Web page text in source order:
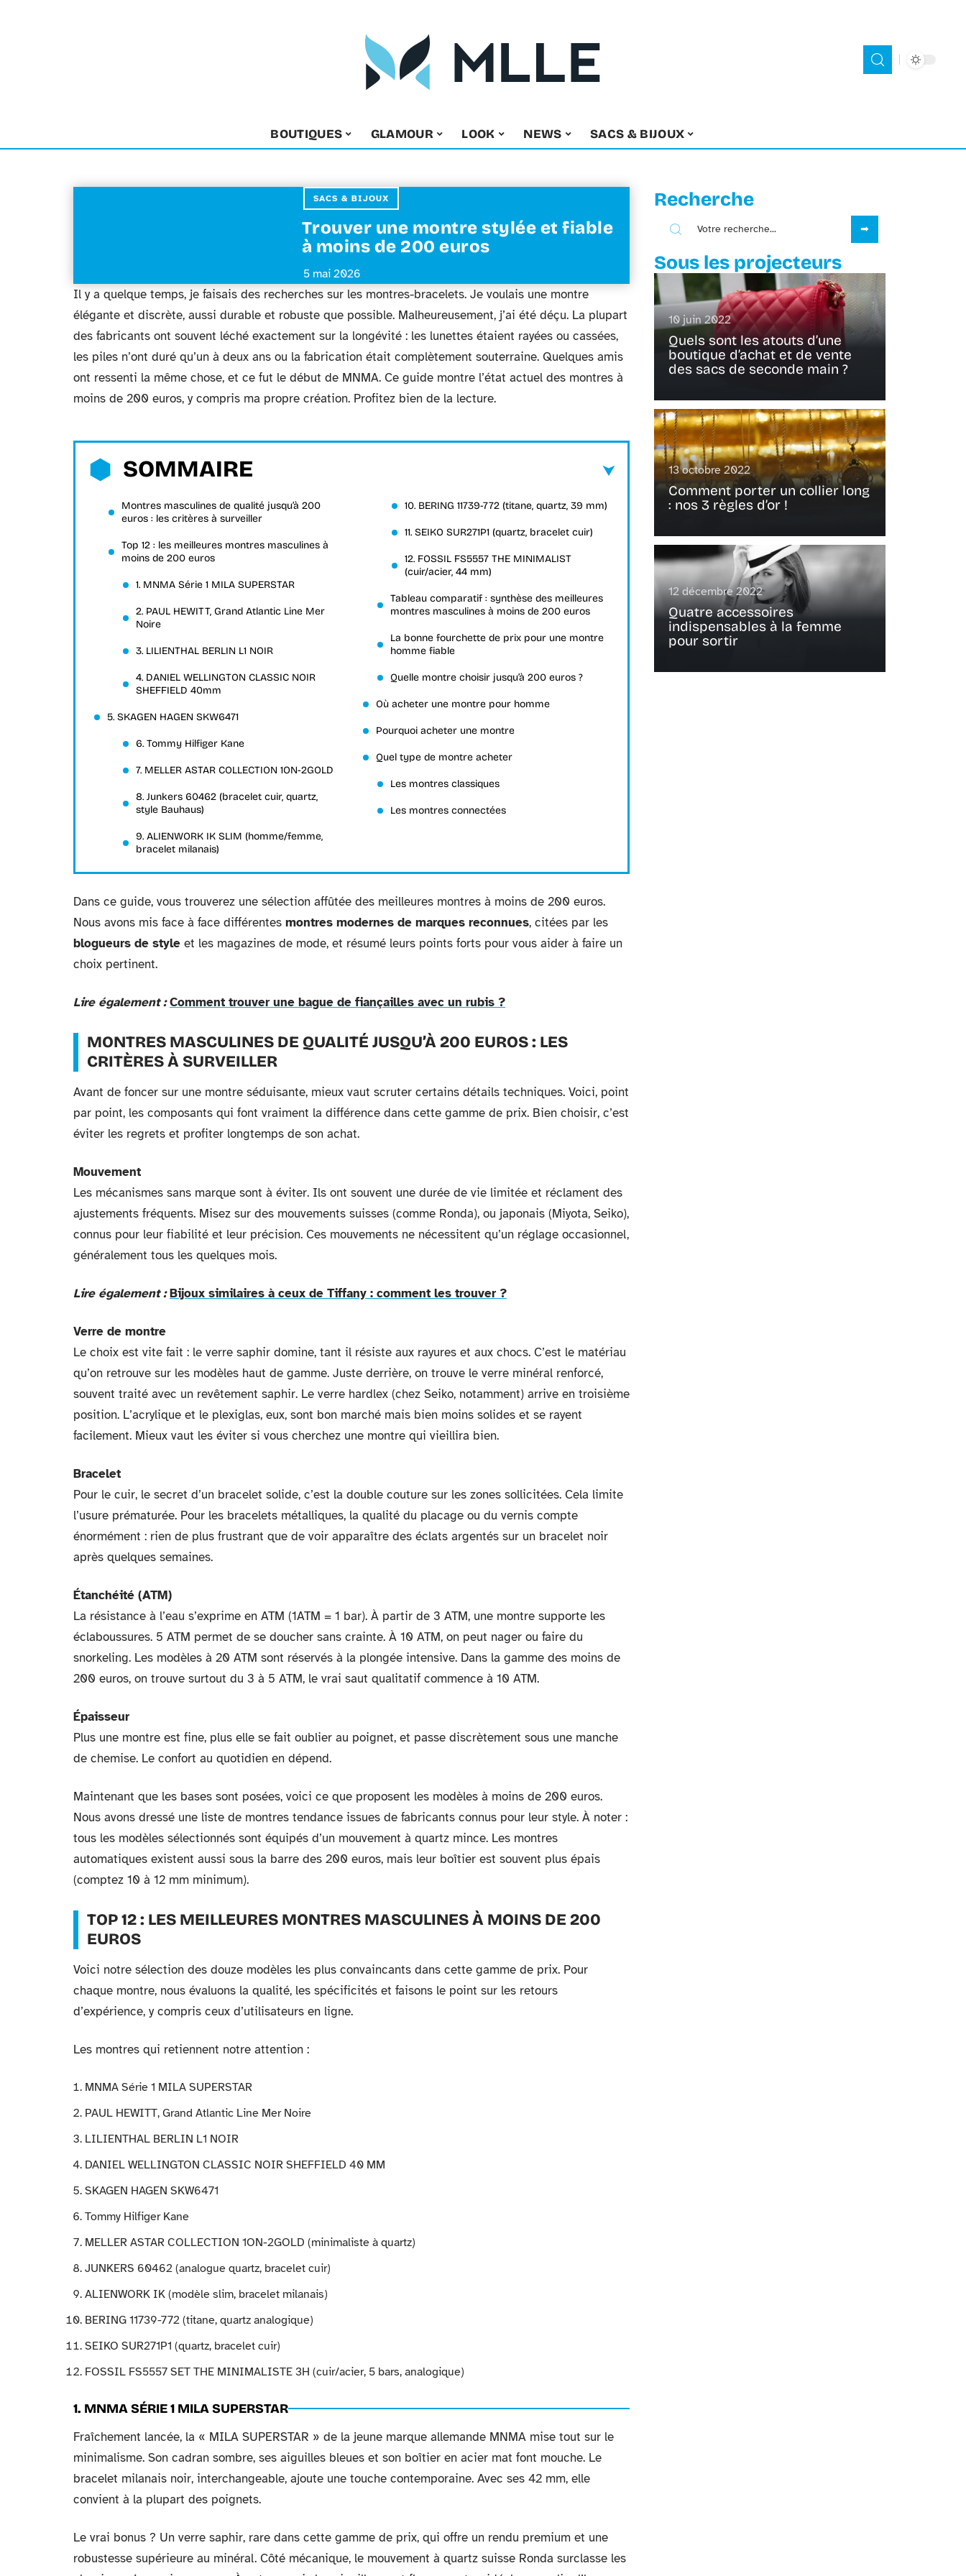
BOUTIQUES GLAMOUR LOOK NEWS SACS & BIJOUX
SACS & BIJOUX
Trouver une montre stylée et fiable
à moins de 200 euros
5 mai 2026
Il y a quelque temps, je faisais des recherches sur les montres-bracelets. Je voulais une montre
élégante et discrète, aussi durable et robuste que possible. Malheureusement, j’ai été déçu. La plupart
des fabricants ont souvent léché exactement sur la longévité : les lunettes étaient rayées ou cassées,
les piles n’ont duré qu’un à deux ans ou la fabrication était complètement souterraine. Quelques amis
ont ressenti la même chose, et ce fut le début de MNMA. Ce guide montre l’état actuel des montres à
moins de 200 euros, y compris ma propre création. Profitez bien de la lecture.
SOMMAIRE
Montres masculines de qualité jusqu’à 200
euros : les critères à surveiller
Top 12 : les meilleures montres masculines à
moins de 200 euros
1. MNMA Série 1 MILA SUPERSTAR
2. PAUL HEWITT, Grand Atlantic Line Mer
Noire
3. LILIENTHAL BERLIN L1 NOIR
4. DANIEL WELLINGTON CLASSIC NOIR
SHEFFIELD 40mm
5. SKAGEN HAGEN SKW6471
6. Tommy Hilfiger Kane
7. MELLER ASTAR COLLECTION 1ON-2GOLD
8. Junkers 60462 (bracelet cuir, quartz,
style Bauhaus)
9. ALIENWORK IK SLIM (homme/femme,
bracelet milanais)
10. BERING 11739-772 (titane, quartz, 39 mm)
11. SEIKO SUR271P1 (quartz, bracelet cuir)
12. FOSSIL FS5557 THE MINIMALIST
(cuir/acier, 44 mm)
Tableau comparatif : synthèse des meilleures
montres masculines à moins de 200 euros
La bonne fourchette de prix pour une montre
homme fiable
Quelle montre choisir jusqu’à 200 euros ?
Où acheter une montre pour homme
Pourquoi acheter une montre
Quel type de montre acheter
Les montres classiques
Les montres connectées
Dans ce guide, vous trouverez une sélection affûtée des meilleures montres à moins de 200 euros.
Nous avons mis face à face différentes montres modernes de marques reconnues, citées par les
blogueurs de style et les magazines de mode, et résumé leurs points forts pour vous aider à faire un
choix pertinent.
Lire également : Comment trouver une bague de fiançailles avec un rubis ?
MONTRES MASCULINES DE QUALITÉ JUSQU’À 200 EUROS : LES
CRITÈRES À SURVEILLER
Avant de foncer sur une montre séduisante, mieux vaut scruter certains détails techniques. Voici, point
par point, les composants qui font vraiment la différence dans cette gamme de prix. Bien choisir, c’est
éviter les regrets et profiter longtemps de son achat.
Mouvement
Les mécanismes sans marque sont à éviter. Ils ont souvent une durée de vie limitée et réclament des
ajustements fréquents. Misez sur des mouvements suisses (comme Ronda), ou japonais (Miyota, Seiko),
connus pour leur fiabilité et leur précision. Ces mouvements ne nécessitent qu’un réglage occasionnel,
généralement tous les quelques mois.
Lire également : Bijoux similaires à ceux de Tiffany : comment les trouver ?
Verre de montre
Le choix est vite fait : le verre saphir domine, tant il résiste aux rayures et aux chocs. C’est le matériau
qu’on retrouve sur les modèles haut de gamme. Juste derrière, on trouve le verre minéral renforcé,
souvent traité avec un revêtement saphir. Le verre hardlex (chez Seiko, notamment) arrive en troisième
position. L’acrylique et le plexiglas, eux, sont bon marché mais bien moins solides et se rayent
facilement. Mieux vaut les éviter si vous cherchez une montre qui vieillira bien.
Bracelet
Pour le cuir, le secret d’un bracelet solide, c’est la double couture sur les zones sollicitées. Cela limite
l’usure prématurée. Pour les bracelets métalliques, la qualité du placage ou du vernis compte
énormément : rien de plus frustrant que de voir apparaître des éclats argentés sur un bracelet noir
après quelques semaines.
Étanchéité (ATM)
La résistance à l’eau s’exprime en ATM (1ATM = 1 bar). À partir de 3 ATM, une montre supporte les
éclaboussures. 5 ATM permet de se doucher sans crainte. À 10 ATM, on peut nager ou faire du
snorkeling. Les modèles à 20 ATM sont réservés à la plongée intensive. Dans la gamme des moins de
200 euros, on trouve surtout du 3 à 5 ATM, le vrai saut qualitatif commence à 10 ATM.
Épaisseur
Plus une montre est fine, plus elle se fait oublier au poignet, et passe discrètement sous une manche
de chemise. Le confort au quotidien en dépend.
Maintenant que les bases sont posées, voici ce que proposent les modèles à moins de 200 euros.
Nous avons dressé une liste de montres tendance issues de fabricants connus pour leur style. À noter :
tous les modèles sélectionnés sont équipés d’un mouvement à quartz mince. Les montres
automatiques existent aussi sous la barre des 200 euros, mais leur boîtier est souvent plus épais
(comptez 10 à 12 mm minimum).
TOP 12 : LES MEILLEURES MONTRES MASCULINES À MOINS DE 200
EUROS
Voici notre sélection des douze modèles les plus convaincants dans cette gamme de prix. Pour
chaque montre, nous évaluons la qualité, les spécificités et faisons le point sur les retours
d’expérience, y compris ceux d’utilisateurs en ligne.
Les montres qui retiennent notre attention :
MNMA Série 1 MILA SUPERSTAR
PAUL HEWITT, Grand Atlantic Line Mer Noire
LILIENTHAL BERLIN L1 NOIR
DANIEL WELLINGTON CLASSIC NOIR SHEFFIELD 40 MM
SKAGEN HAGEN SKW6471
Tommy Hilfiger Kane
MELLER ASTAR COLLECTION 1ON-2GOLD (minimaliste à quartz)
JUNKERS 60462 (analogue quartz, bracelet cuir)
ALIENWORK IK (modèle slim, bracelet milanais)
BERING 11739-772 (titane, quartz analogique)
SEIKO SUR271P1 (quartz, bracelet cuir)
FOSSIL FS5557 SET THE MINIMALISTE 3H (cuir/acier, 5 bars, analogique)
1. MNMA SÉRIE 1 MILA SUPERSTAR
Fraîchement lancée, la « MILA SUPERSTAR » de la jeune marque allemande MNMA mise tout sur le
minimalisme. Son cadran sombre, ses aiguilles bleues et son boîtier en acier mat font mouche. Le
bracelet milanais noir, interchangeable, ajoute une touche contemporaine. Avec ses 42 mm, elle
convient à la plupart des poignets.
Le vrai bonus ? Un verre saphir, rare dans cette gamme de prix, qui offre un rendu premium et une
robustesse supérieure au minéral. Côté mécanique, le mouvement à quartz suisse Ronda surclasse les
Recherche
Sous les projecteurs
10 juin 2022
Quels sont les atouts d’une
boutique d’achat et de vente
des sacs de seconde main ?
13 octobre 2022
Comment porter un collier long
: nos 3 règles d’or !
12 décembre 2022
Quatre accessoires
indispensables à la femme
pour sortir